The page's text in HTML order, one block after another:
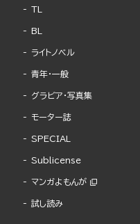
TL
BL
ライトノベル
青年・一般
グラビア・写真集
モーター誌
SPECIAL
Sublicense
マンガよもんが
試し読み